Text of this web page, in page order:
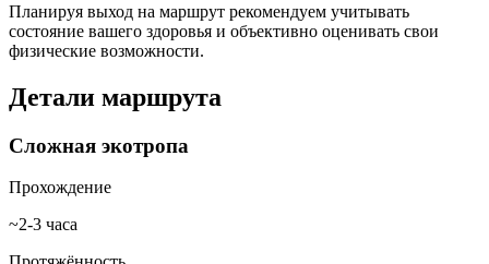
Планируя выход на маршрут рекомендуем учитывать
состояние вашего здоровья и объективно оценивать свои
физические возможности.
Детали маршрута
Сложная экотропа
Прохождение
~2-3 часа